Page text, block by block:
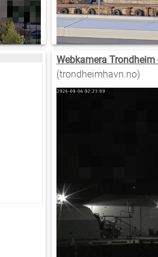
Webkamera
(trondheimhavn.no)